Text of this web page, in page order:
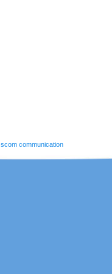
scom communication